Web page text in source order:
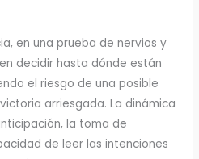
en una prueba de nervios y
decidir hasta dónde están
el riesgo de una posible
arriesgada. La dinámica
la toma de
de leer las intenciones